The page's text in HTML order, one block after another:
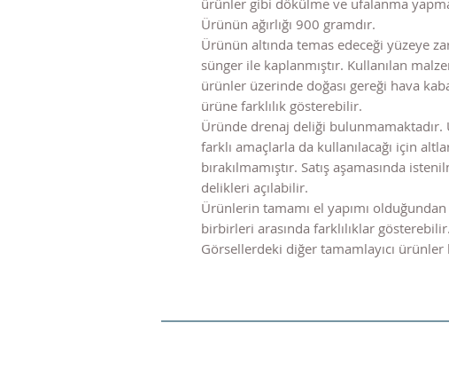
ürünler gibi dökülme ve ufalanma
Ürünün ağırlığı 900 gramdır.
Ürünün altında temas edeceği yüzeye
sünger ile kaplanmıştır. Kullanılan
ürünler üzerinde doğası gereği hava
ürüne farklılık gösterebilir.
Üründe drenaj deliği bulunmamaktadır.
farklı amaçlarla da kullanılacağı için
bırakılmamıştır. Satış aşamasında
delikleri açılabilir.
Ürünlerin tamamı el yapımı
birbirleri arasında farklılıklar gösterebilir.
Görsellerdeki diğer tamamlayıcı